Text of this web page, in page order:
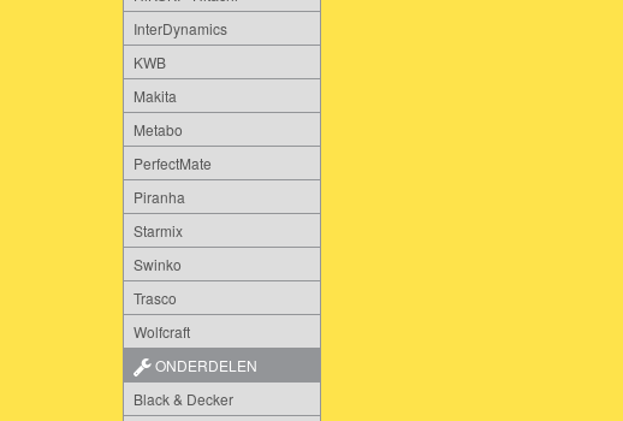
InterDynamics
KWB
Makita
Metabo
PerfectMate
Piranha
Starmix
Swinko
Trasco
Wolfcraft
ONDERDELEN
Black & Decker